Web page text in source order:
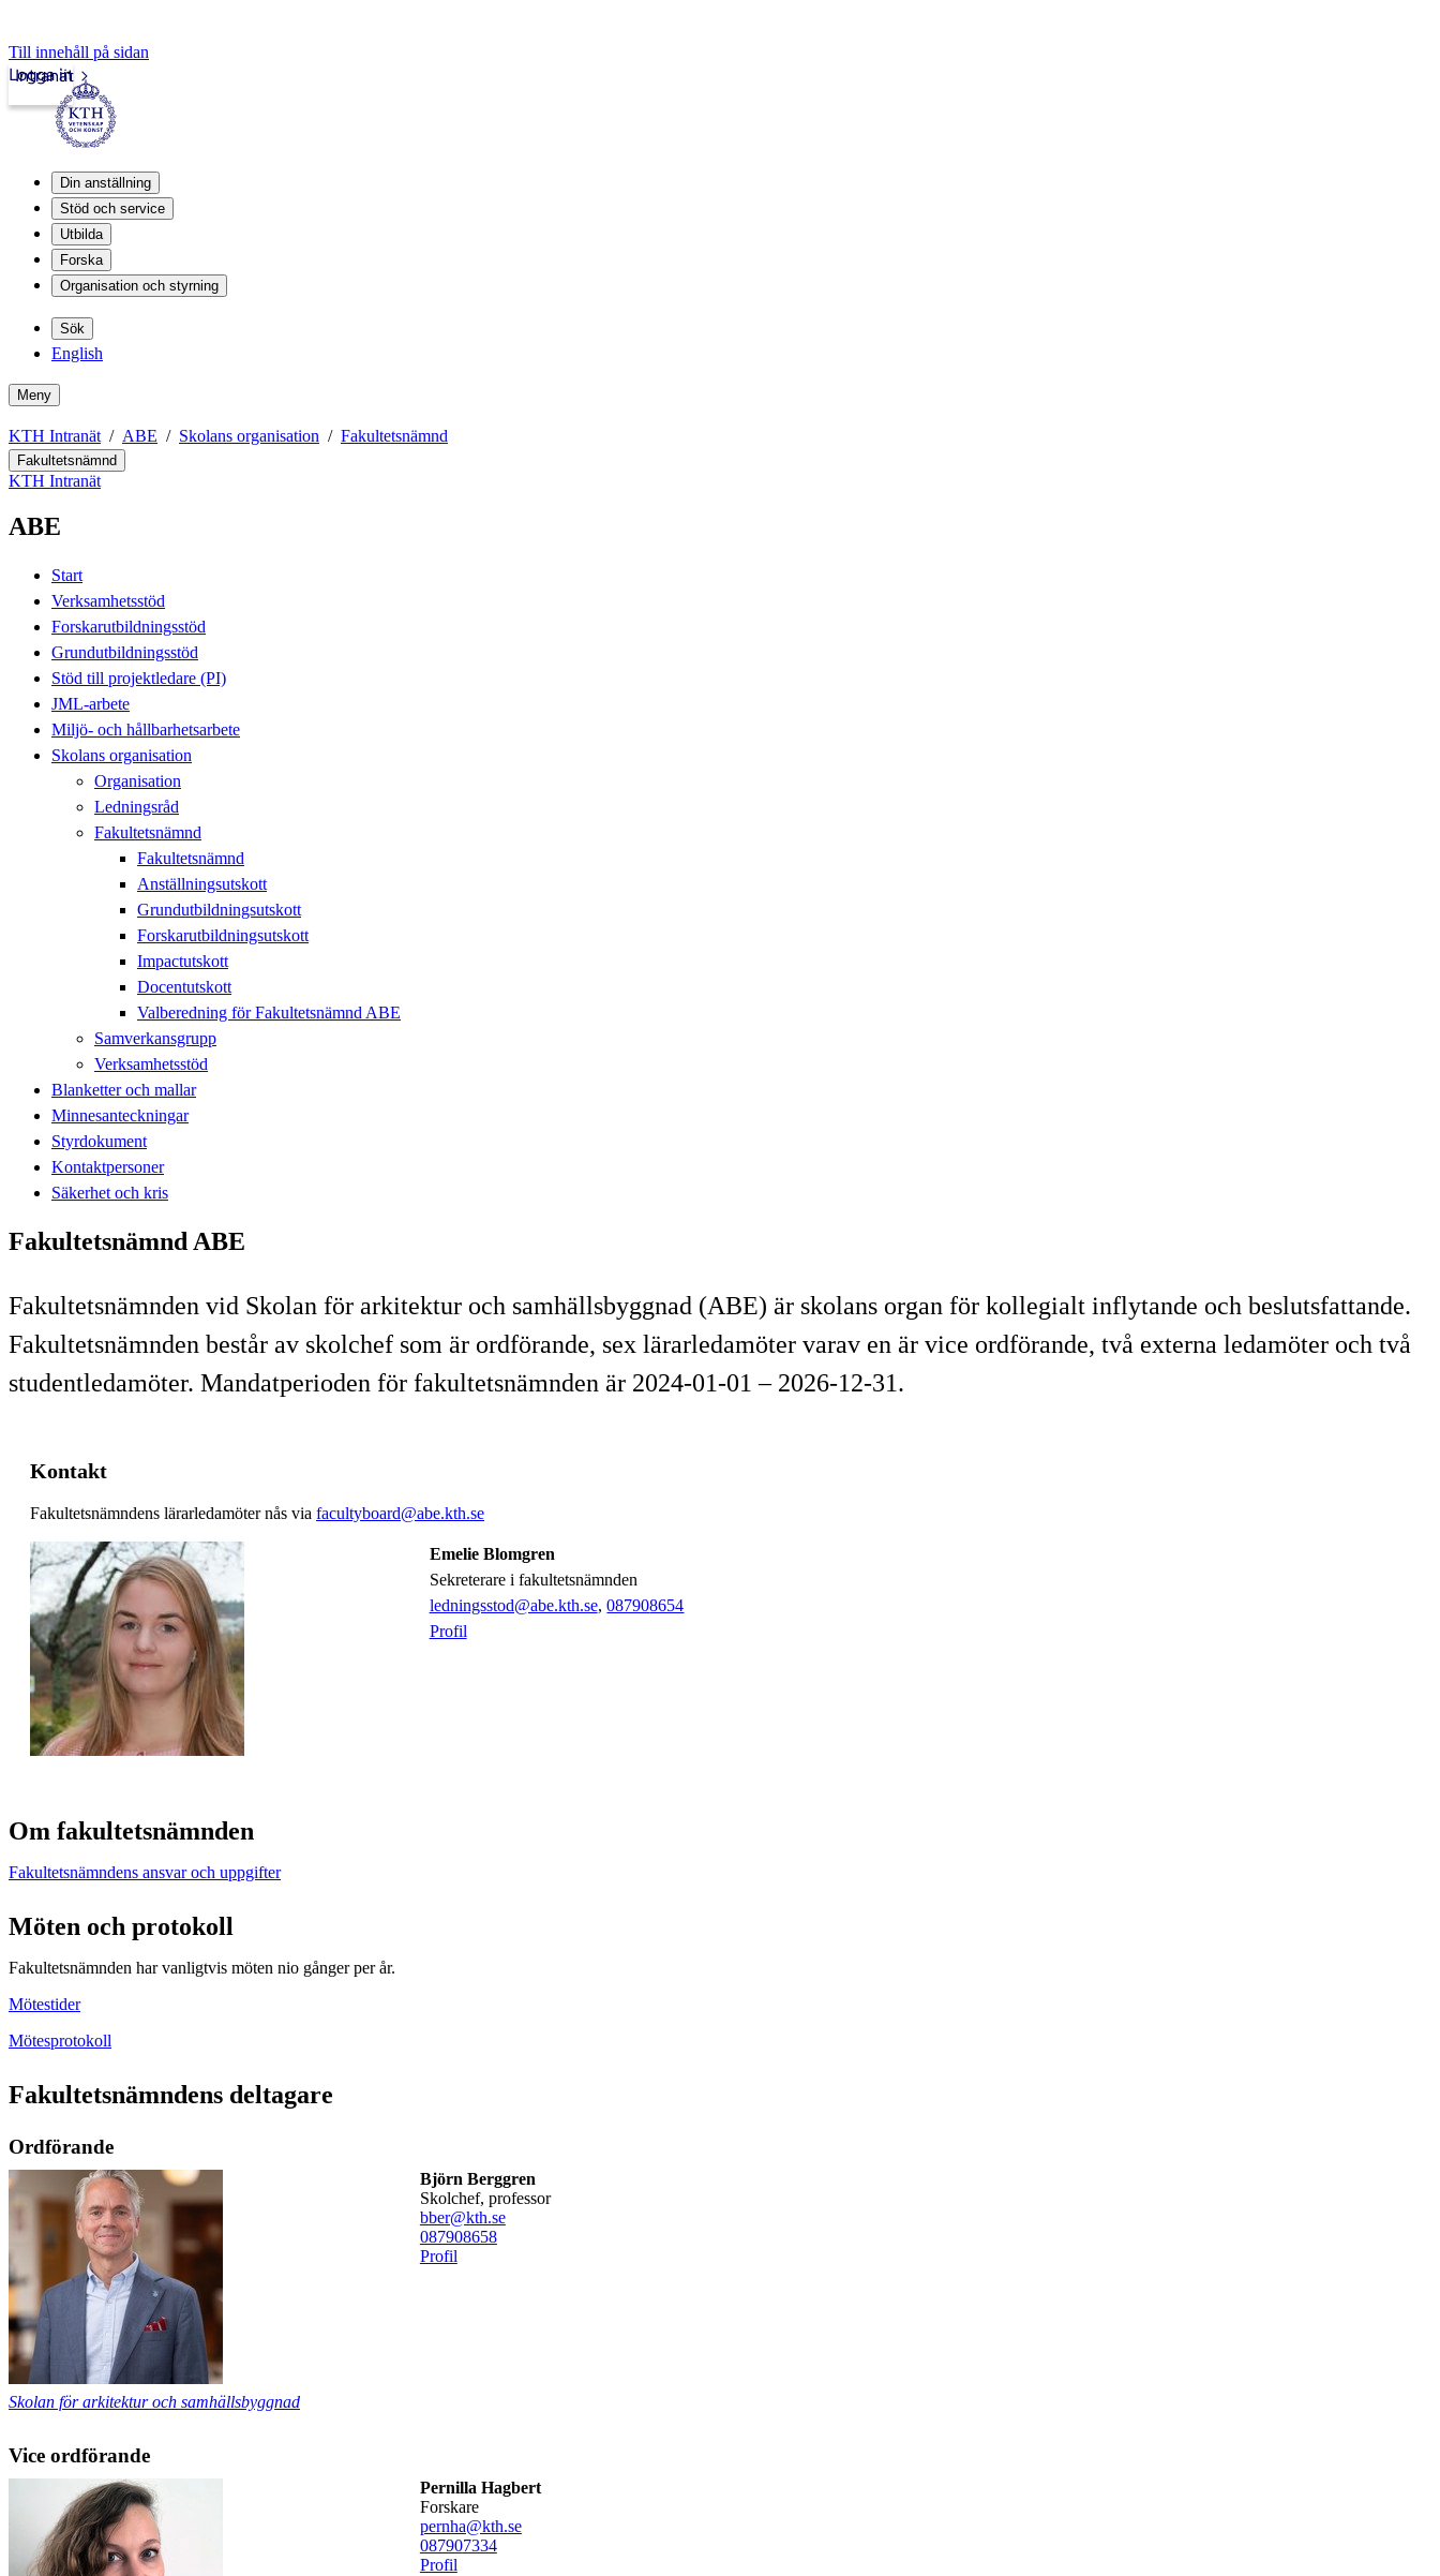
Till innehåll på sidan
Intranät
Logga in
Din anställning
Stöd och service
Utbilda
Forska
Organisation och styrning
Sök
English
Meny
KTH Intranät ABE Skolans organisation Fakultetsnämnd
Fakultetsnämnd
KTH Intranät
ABE
Start
Verksamhetsstöd
Forskarutbildningsstöd
Grundutbildningsstöd
Stöd till projektledare (PI)
JML-arbete
Miljö- och hållbarhetsarbete
Skolans organisation
Organisation
Ledningsråd
Fakultetsnämnd
Fakultetsnämnd
Anställningsutskott
Grundutbildningsutskott
Forskarutbildningsutskott
Impactutskott
Docentutskott
Valberedning för Fakultetsnämnd ABE
Samverkansgrupp
Verksamhetsstöd
Blanketter och mallar
Minnesanteckningar
Styrdokument
Kontaktpersoner
Säkerhet och kris
Fakultetsnämnd ABE
Fakultetsnämnden vid Skolan för arkitektur och samhällsbyggnad (ABE) är skolans organ för kollegialt inflytande och beslutsfattande.
Fakultetsnämnden består av skolchef som är ordförande, sex lärarledamöter varav en är vice ordförande, två externa ledamöter och två
studentledamöter. Mandatperioden för fakultetsnämnden är 2024-01-01 – 2026-12-31.
Kontakt
Fakultetsnämndens lärarledamöter nås via facultyboard@abe.kth.se
Emelie Blomgren
Sekreterare i fakultetsnämnden
ledningsstod@abe.kth.se,087908654
Profil
Om fakultetsnämnden
Fakultetsnämndens ansvar och uppgifter
Möten och protokoll
Fakultetsnämnden har vanligtvis möten nio gånger per år.
Mötestider
Mötesprotokoll
Fakultetsnämndens deltagare
Ordförande
Björn Berggren
skolchef, professor
bber@kth.se
087908658
Profil
Skolan för arkitektur och samhällsbyggnad
Vice ordförande
Pernilla Hagbert
forskare
pernha@kth.se
087907334
Profil